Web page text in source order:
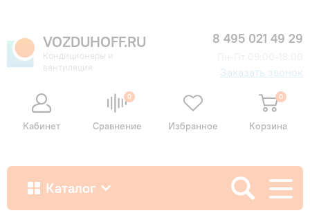
VOZDUHOFF.RU
Кондиционеры и
вентиляция
8 495 021 49 29
Заказать звонок
Кабинет
0
Сравнение Избранное
0
Корзина
Каталог